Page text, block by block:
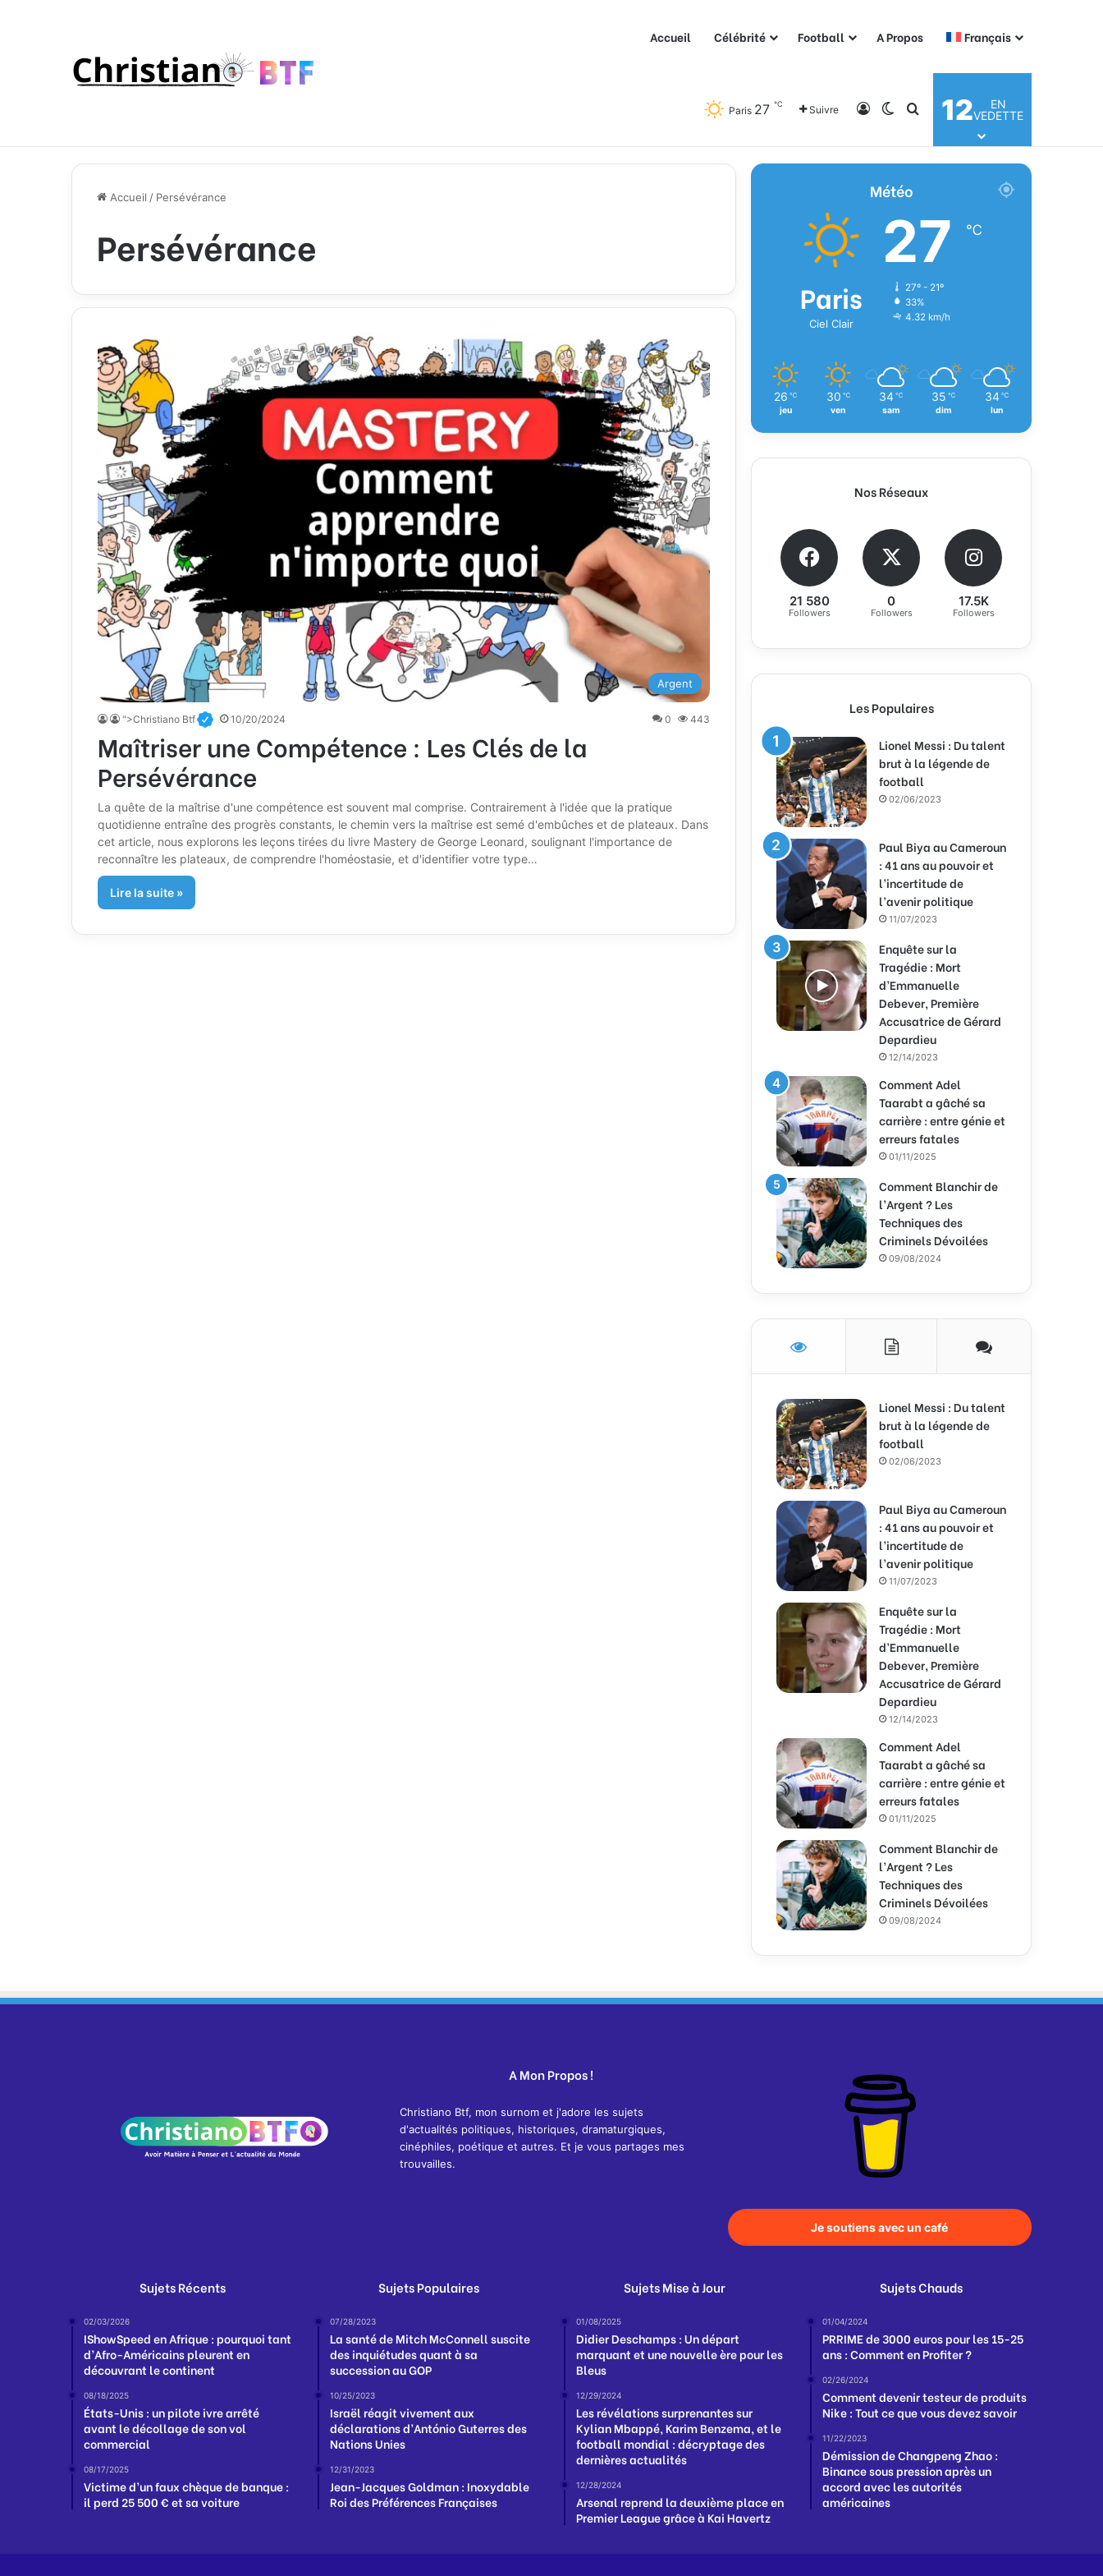
Accueil Célébrité Football A Propos Français
Paris 27 ℃ Suivre ConnexionSwitch skin
Rechercher
12
EN
VEDETTE
Accueil / Persévérance
Persévérance
Argent
">Christiano Btf 10/20/2024 0 443
Maîtriser une Compétence : Les Clés de la
Persévérance
La quête de la maîtrise d'une compétence est souvent mal comprise. Contrairement à l'idée que la pratique
quotidienne entraîne des progrès constants, le chemin vers la maîtrise est semé d'embûches et de plateaux. Dans
cet article, nous explorons les leçons tirées du livre Mastery de George Leonard, soulignant l'importance de
reconnaître les plateaux, de comprendre l'homéostasie, et d'identifier votre type…
Lire la suite »
Météo
Paris
Ciel Clair
27 ℃
27º - 21º
33%
4.32 km/h
26 ℃
jeu
30 ℃
ven
34 ℃
sam
35 ℃
dim
34 ℃
lun
Nos Réseaux
21 580
Followers
0
Followers
17.5K
Followers
Les Populaires
Lionel Messi : Du talent
brut à la légende de
football
02/06/2023
Paul Biya au Cameroun
: 41 ans au pouvoir et
l’incertitude de
l’avenir politique
11/07/2023
Enquête sur la
Tragédie : Mort
d’Emmanuelle
Debever, Première
Accusatrice de Gérard
Depardieu
12/14/2023
Comment Adel
Taarabt a gâché sa
carrière : entre génie et
erreurs fatales
01/11/2025
Comment Blanchir de
l’Argent ? Les
Techniques des
Criminels Dévoilées
09/08/2024
Lionel Messi : Du talent
brut à la légende de
football
02/06/2023
Paul Biya au Cameroun
: 41 ans au pouvoir et
l’incertitude de
l’avenir politique
11/07/2023
Enquête sur la
Tragédie : Mort
d’Emmanuelle
Debever, Première
Accusatrice de Gérard
Depardieu
12/14/2023
Comment Adel
Taarabt a gâché sa
carrière : entre génie et
erreurs fatales
01/11/2025
Comment Blanchir de
l’Argent ? Les
Techniques des
Criminels Dévoilées
09/08/2024
A Mon Propos !
Christiano Btf, mon surnom et j'adore les sujets
d'actualités politiques, historiques, dramaturgiques,
cinéphiles, poétique et autres. Et je vous partages mes
trouvailles.
Je soutiens avec un café
Sujets Récents
02/03/2026
IShowSpeed en Afrique : pourquoi tant
d’Afro-Américains pleurent en
découvrant le continent
08/18/2025
États-Unis : un pilote ivre arrêté
avant le décollage de son vol
commercial
08/17/2025
Victime d’un faux chèque de banque :
il perd 25 500 € et sa voiture
Sujets Populaires
07/28/2023
La santé de Mitch McConnell suscite
des inquiétudes quant à sa
succession au GOP
10/25/2023
Israël réagit vivement aux
déclarations d’António Guterres des
Nations Unies
12/31/2023
Jean-Jacques Goldman : Inoxydable
Roi des Préférences Françaises
Sujets Mise à Jour
01/08/2025
Didier Deschamps : Un départ
marquant et une nouvelle ère pour les
Bleus
12/29/2024
Les révélations surprenantes sur
Kylian Mbappé, Karim Benzema, et le
football mondial : décryptage des
dernières actualités
12/28/2024
Arsenal reprend la deuxième place en
Premier League grâce à Kai Havertz
Sujets Chauds
01/04/2024
PRRIME de 3000 euros pour les 15-25
ans : Comment en Profiter ?
02/26/2024
Comment devenir testeur de produits
Nike : Tout ce que vous devez savoir
11/22/2023
Démission de Changpeng Zhao :
Binance sous pression après un
accord avec les autorités
américaines